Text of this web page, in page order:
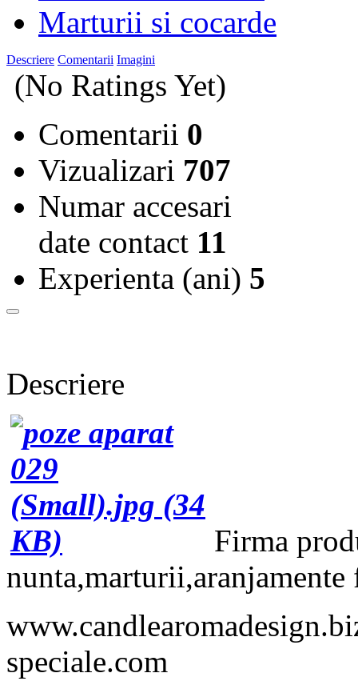
Marturii si cocarde
Descriere Comentarii Imagini
(No Ratings Yet)
Comentarii 0
Vizualizari 707
Numar accesari
date contact 11
Experienta (ani) 5
Descriere
Firma
speciale.com